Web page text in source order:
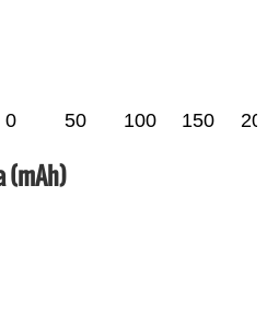
0 50 100 150
(mAh)